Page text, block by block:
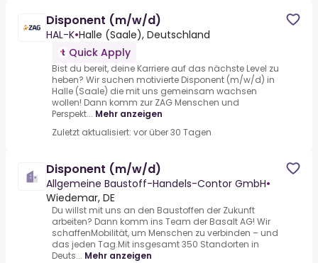
Disponent (m/w/d)
HAL-K•Halle (Saale), Deutschland
Quick Apply
Bist du bereit, deine Karriere auf das nächste Level zu
heben? Wir suchen motivierte Disponent (m/w/d) in
Halle (Saale) die mit uns gemeinsam wachsen
wollen! Dann komm zur ZAG Menschen und
Perspekt... Mehr anzeigen
Zuletzt aktualisiert: vor über 30 Tagen
Disponent (m/w/d)
Allgemeine Baustoff-Handels-Contor GmbH•
Wiedemar, DE
Du willst mit uns an den Baustoffen der Zukunft
arbeiten? Dann komm ins Team der Basalt AG! Wir
schaffenMobilität, um Menschen zu verbinden – und
das jeden Tag.Mit insgesamt 350 Standorten in
Deuts... Mehr anzeigen